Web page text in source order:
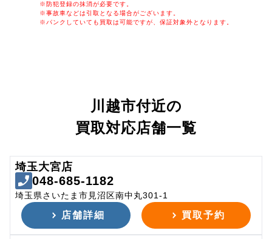
※防犯登録の抹消が必要です。
※事故車などは引取となる場合がございます。
※パンクしていても買取は可能ですが、保証対象外となります。
川越市付近の
買取対応店舗一覧
埼玉大宮店
048-685-1182
埼玉県さいたま市見沼区南中丸301-1
店舗詳細 買取予約